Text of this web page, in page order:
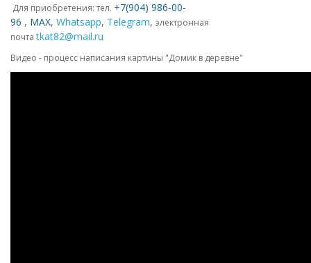
Для приобретения: тел. +7(904) 986-00-
96 , MAX, Whatsapp, Telegram, электронная
почтаtkat82@mail.ru
Видео - процесс написания картины "Домик в деревне"